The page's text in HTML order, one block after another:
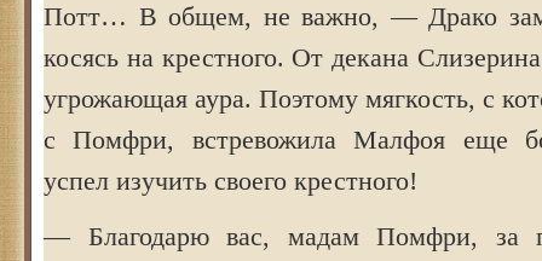
Потт… В общем, не важно, — Драко
косясь на крестного. От декана
угрожающая аура. Поэтому мягкость, с
с Помфри, встревожила Малфоя еще
успел изучить своего крестного!
— Благодарю вас, мадам Помфри,